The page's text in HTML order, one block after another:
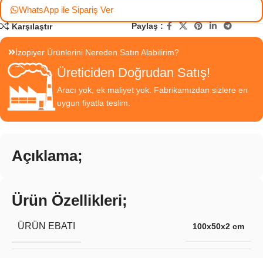
WhatsApp ile Sipariş Ver
Karşılaştır Paylaş :
İzopiyer Ürünlerini Nereden Satın Alabilirim?
Üreticiden Doğrudan Satış!
Aracı yok, ek maliyet yok. Fabrikamızdan sizlere en
uygun fiyatla teslim.
Açıklama;
Ürün Özellikleri;
ÜRÜN EBATI 100x50x2 cm